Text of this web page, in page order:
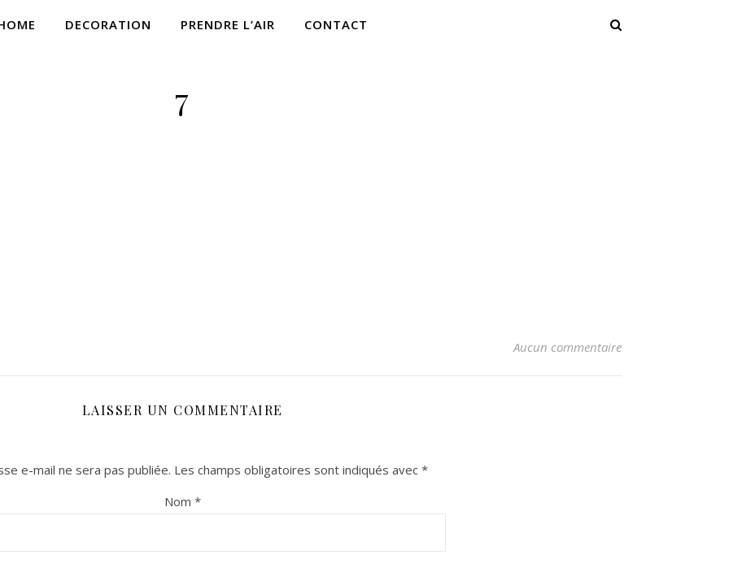
DECORATION PRENDRE L’AIR CONTACT
7
Aucun commentaire
LAISSER UN COMMENTAIRE
e-mail ne sera pas publiée. Les champs obligatoires sont indiqués avec *
Nom *